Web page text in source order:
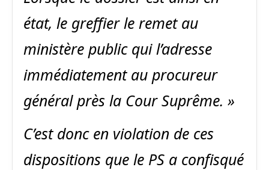
état, le greffier le remet au
ministère public qui l’adresse
immédiatement au procureur
général près la Cour Suprême. »
C’est donc en violation de ces
dispositions que le PS a confisqué